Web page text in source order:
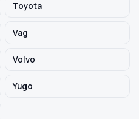
Toyota
Vag
Volvo
Yugo